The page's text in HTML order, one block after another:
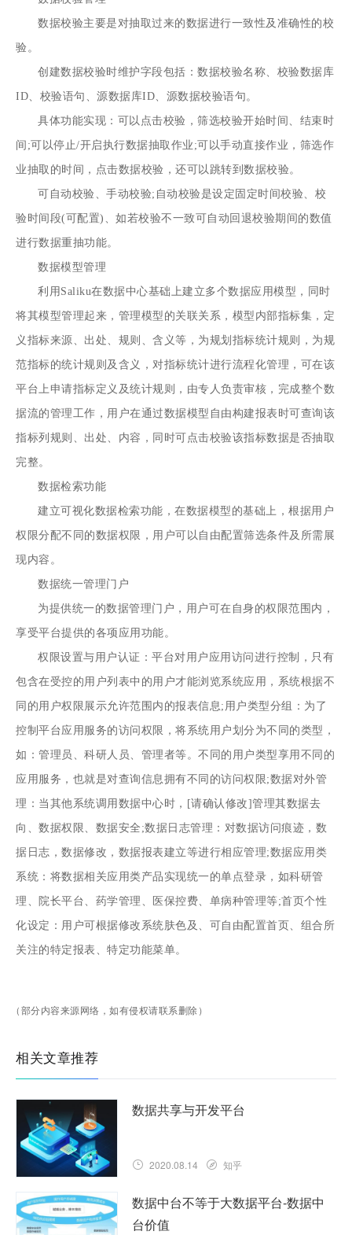
数据校验主要是对抽取过来的数据进行一致性及准确性的校
验。
创建数据校验时维护字段包括：数据校验名称、校验数据库
ID、校验语句、源数据库ID、源数据校验语句。
具体功能实现：可以点击校验，筛选校验开始时间、结束时
间;可以停止/开启执行数据抽取作业;可以手动直接作业，筛选作
业抽取的时间，点击数据校验，还可以跳转到数据校验。
可自动校验、手动校验;自动校验是设定固定时间校验、校
验时间段(可配置)、如若校验不一致可自动回退校验期间的数值
进行数据重抽功能。
数据模型管理
利用Saliku在数据中心基础上建立多个数据应用模型，同时
将其模型管理起来，管理模型的关联关系，模型内部指标集，定
义指标来源、出处、规则、含义等，为规划指标统计规则，为规
范指标的统计规则及含义，对指标统计进行流程化管理，可在该
平台上申请指标定义及统计规则，由专人负责审核，完成整个数
据流的管理工作，用户在通过数据模型自由构建报表时可查询该
指标列规则、出处、内容，同时可点击校验该指标数据是否抽取
完整。
数据检索功能
建立可视化数据检索功能，在数据模型的基础上，根据用户
权限分配不同的数据权限，用户可以自由配置筛选条件及所需展
现内容。
数据统一管理门户
为提供统一的数据管理门户，用户可在自身的权限范围内，
享受平台提供的各项应用功能。
权限设置与用户认证：平台对用户应用访问进行控制，只有
包含在受控的用户列表中的用户才能浏览系统应用，系统根据不
同的用户权限展示允许范围内的报表信息;用户类型分组：为了
控制平台应用服务的访问权限，将系统用户划分为不同的类型，
如：管理员、科研人员、管理者等。不同的用户类型享用不同的
应用服务，也就是对查询信息拥有不同的访问权限;数据对外管
理：当其他系统调用数据中心时，[请确认修改]管理其数据去
向、数据权限、数据安全;数据日志管理：对数据访问痕迹，数
据日志，数据修改，数据报表建立等进行相应管理;数据应用类
系统：将数据相关应用类产品实现统一的单点登录，如科研管
理、院长平台、药学管理、医保控费、单病种管理等;首页个性
化设定：用户可根据修改系统肤色及、可自由配置首页、组合所
关注的特定报表、特定功能菜单。
（部分内容来源网络，如有侵权请联系删除）
相关文章推荐
数据共享与开发平台
2020.08.14 知乎
数据中台不等于大数据平台-数据中
台价值